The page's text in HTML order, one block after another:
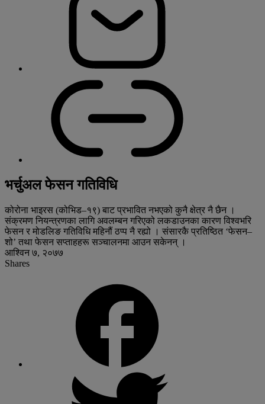
भर्चुअल फेसन गतिविधि
कोरोना भाइरस (कोभिड–१९) बाट प्रभावित नभएको कुनै क्षेत्र नै छैन ।
संक्रमण नियन्त्रणका लागि अवलम्बन गरिएको लकडाउनका कारण विश्वभरि
फेसन र मोडलिङ गतिविधि महिनौं ठप्प नै रह्यो । संसारकै प्रतिष्ठित ‘फेसन–
शो’ तथा फेसन सप्ताहहरू सञ्चालनमा आउन सकेनन् ।
आश्विन ७, २०७७
Shares